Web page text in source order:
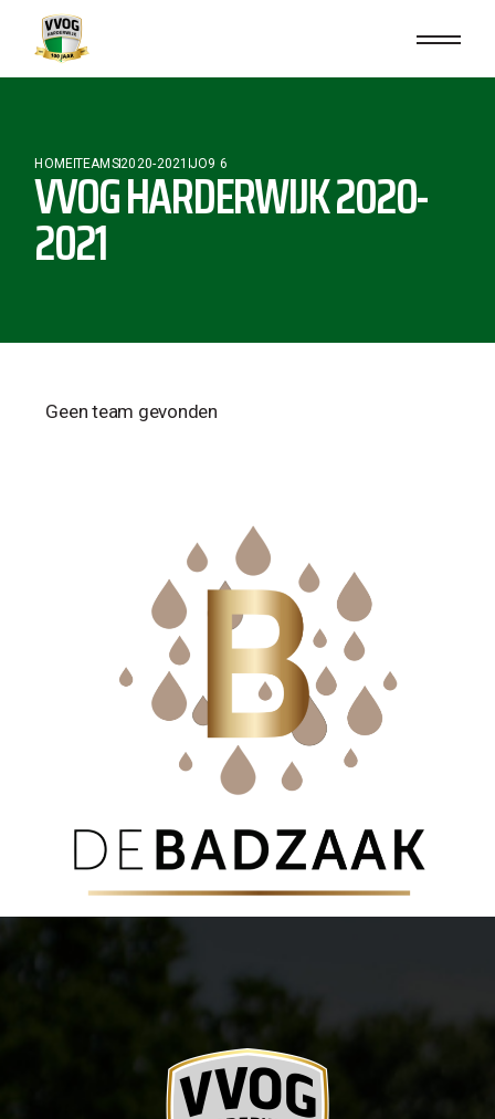
HOMETEAMS2020-2021 JO9 6
VVOG HARDERWIJK 2020-
2021
Geen team gevonden